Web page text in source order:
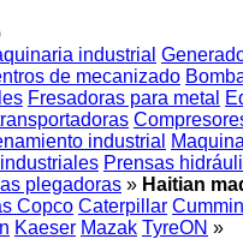
industrial
de mecanizado
Fresadoras para metal
industrial
Prensas
plegadoras » Haitian
Copco Caterpillar
Kaeser Mazak TyreON »